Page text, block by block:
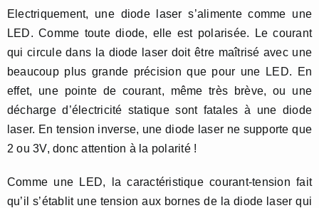
Electriquement, une diode laser s’alimente comme une
LED. Comme toute diode, elle est polarisée. Le courant
qui circule dans la diode laser doit être maîtrisé avec une
beaucoup plus grande précision que pour une LED. En
effet, une pointe de courant, même très brève, ou une
décharge d’électricité statique sont fatales à une diode
laser. En tension inverse, une diode laser ne supporte que
2 ou 3V, donc attention à la polarité !
Comme une LED, la caractéristique courant-tension fait
qu’il s’établit une tension aux bornes de la diode laser qui